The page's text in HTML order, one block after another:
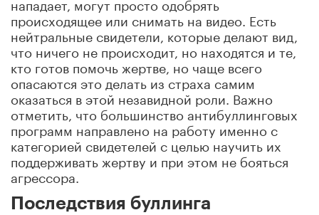
происходящее или снимать на видео. Есть
нейтральные свидетели, которые делают вид,
что ничего не происходит, но находятся и те,
кто готов помочь жертве, но чаще всего
опасаются это делать из страха самим
оказаться в этой незавидной роли. Важно
отметить, что большинство антибуллинговых
программ направлено на работу именно с
категорией свидетелей с целью научить их
поддерживать жертву и при этом не бояться
агрессора.
Последствия буллинга